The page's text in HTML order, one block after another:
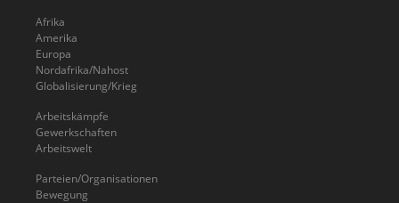
Afrika
Amerika
Europa
Nordafrika/Nahost
Globalisierung/Krieg
Arbeitskämpfe
Gewerkschaften
Arbeitswelt
Parteien/Organisationen
Bewegung